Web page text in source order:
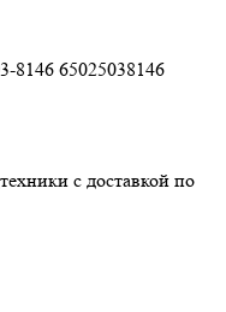
8146 65025038146
с доставкой по